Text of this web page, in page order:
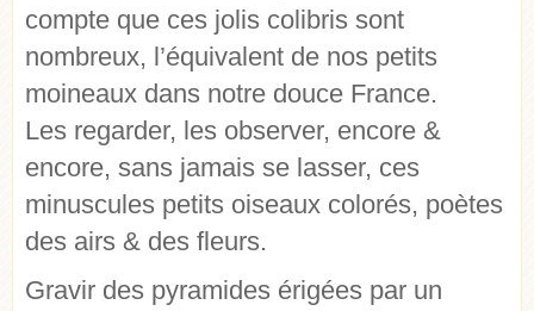
compte que ces jolis colibris sont
nombreux, l’équivalent de nos petits
moineaux dans notre douce France.
Les regarder, les observer, encore &
encore, sans jamais se lasser, ces
minuscules petits oiseaux colorés, poètes
des airs & des fleurs.
Gravir des pyramides érigées par un